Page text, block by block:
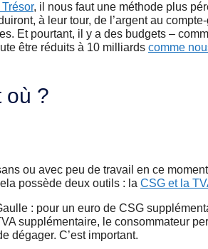
, il nous faut une méthode plus
à leur tour, de l’argent au
Et pourtant, il y a des budgets –
être réduits à 10 milliards comme
où ?
ou avec peu de travail en ce
possède deux outils : la CSG et la
: pour un euro de CSG
supplémentaire, le consommateur
dégager. C’est important.